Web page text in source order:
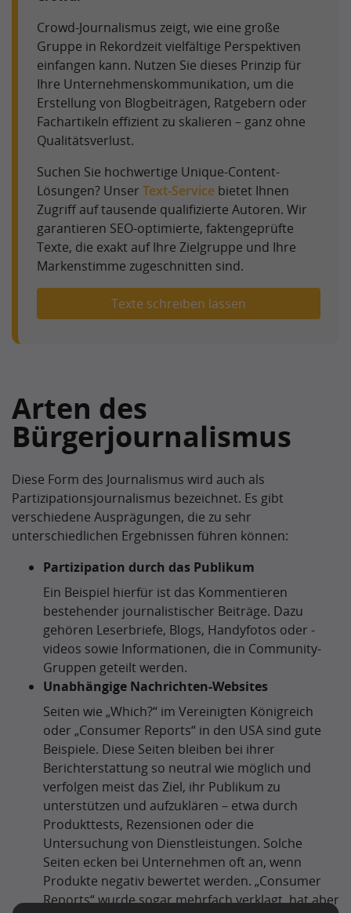
Crowd-Journalismus zeigt, wie eine große
Gruppe in Rekordzeit vielfältige Perspektiven
einfangen kann. Nutzen Sie dieses Prinzip für
Ihre Unternehmenskommunikation, um die
Erstellung von Blogbeiträgen, Ratgebern oder
Fachartikeln effizient zu skalieren – ganz ohne
Qualitätsverlust.
Suchen Sie hochwertige Unique-Content-
Lösungen? Unser Text-Service bietet Ihnen
Zugriff auf tausende qualifizierte Autoren. Wir
garantieren SEO-optimierte, faktengeprüfte
Texte, die exakt auf Ihre Zielgruppe und Ihre
Markenstimme zugeschnitten sind.
Texte schreiben lassen
Arten des
Bürgerjournalismus
Diese Form des Journalismus wird auch als
Partizipationsjournalismus bezeichnet. Es gibt
verschiedene Ausprägungen, die zu sehr
unterschiedlichen Ergebnissen führen können:
Partizipation durch das Publikum
Ein Beispiel hierfür ist das Kommentieren
bestehender journalistischer Beiträge. Dazu
gehören Leserbriefe, Blogs, Handyfotos oder -
videos sowie Informationen, die in Community-
Gruppen geteilt werden.
Unabhängige Nachrichten-Websites
Seiten wie „Which?“ im Vereinigten Königreich
oder „Consumer Reports“ in den USA sind gute
Beispiele. Diese Seiten bleiben bei ihrer
Berichterstattung so neutral wie möglich und
verfolgen meist das Ziel, ihr Publikum zu
unterstützen und aufzuklären – etwa durch
Produkttests, Rezensionen oder die
Untersuchung von Dienstleistungen. Solche
Seiten ecken bei Unternehmen oft an, wenn
Produkte negativ bewertet werden. „Consumer
Reports“ wurde sogar mehrfach verklagt, hat aber